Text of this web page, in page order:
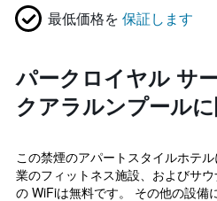
最低価格を 保証します
パークロイヤル サ
クアラルンプール
この禁煙のアパートスタイルホテ
業のフィットネス施設、およびサ
の WiFiは無料です。 その他の設備